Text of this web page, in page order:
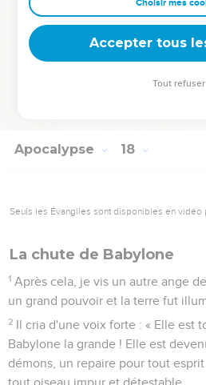
En effet, Dieu leur a mis à cœur
projet en ayant la même pensée
à la bête jusqu'à ce que les paroles
Apocalypse 18
Seuls les Évangiles sont disponibles en vidéo
La chute de Babylone
1 Après cela, je vis un autre ange
un grand pouvoir et la terre fut
2 Il cria d'une voix forte : « Elle est
Babylone la grande ! Elle est
démons, un repaire pour tout
tout oiseau impur et détestable.
Choisir mes
Accepter tous
Tout refuser